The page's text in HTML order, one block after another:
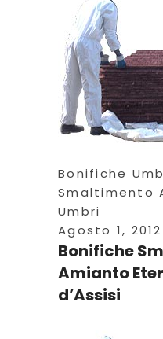
Bonifiche
Smaltimento
Umbri
Agosto 1, 2012
Bonifiche
Amianto
d’Assisi